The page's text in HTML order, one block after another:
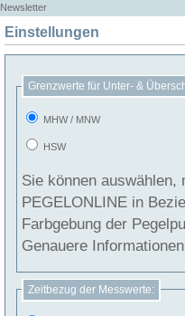
Newsletter
Einstellungen
Grenzwerte für Unter- &
MHW / MNW
HSW
Sie können
PEGELONLINE in Beziehung
Farbgebung der
Genauere
Zeitbezug der Messwerte: